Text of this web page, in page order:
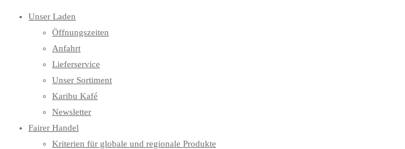
Unser Laden
Öffnungszeiten
Anfahrt
Lieferservice
Unser Sortiment
Karibu Kafé
Newsletter
Fairer Handel
Kriterien für globale und regionale Produkte